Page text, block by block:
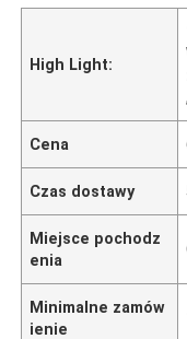
High Light:
,
Cena
Czas dostawy
Miejsce pochodz
enia
Minimalne zamów
ienie